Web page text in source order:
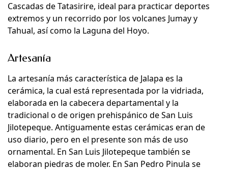
Cascadas de Tatasirire, ideal para practicar deportes
extremos y un recorrido por los volcanes Jumay y
Tahual, así como la Laguna del Hoyo.
Artesanía
La artesanía más característica de Jalapa es la
cerámica, la cual está representada por la vidriada,
elaborada en la cabecera departamental y la
tradicional o de origen prehispánico de San Luis
Jilotepeque. Antiguamente estas cerámicas eran de
uso diario, pero en el presente son más de uso
ornamental. En San Luis Jilotepeque también se
elaboran piedras de moler. En San Pedro Pinula se